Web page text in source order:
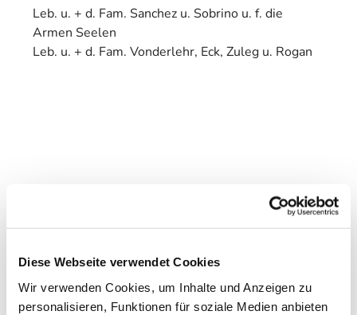
Diese Webseite verwendet Cookies
Wir verwenden Cookies, um Inhalte und Anzeigen zu
personalisieren, Funktionen für soziale Medien anbieten
Leb. u. + d. Fam. Sanchez u. Sobrino u. f. die
Armen Seelen
Leb. u. + d. Fam. Vonderlehr, Eck, Zuleg u. Rogan